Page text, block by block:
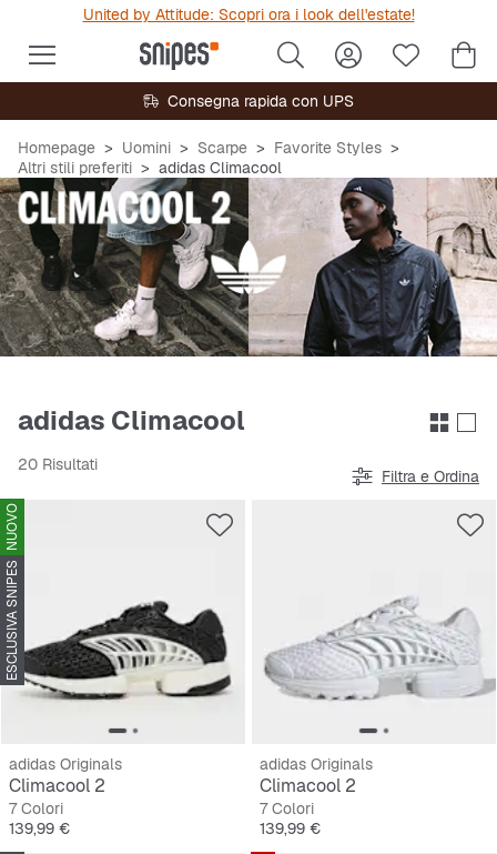
United by Attitude: Scopri ora i look dell'estate!
Consegna rapida con UPS
Homepage Uomini Scarpe
Favorite Styles
Altri stili preferiti
adidas Climacool
adidas Climacool
20 Risultati
Filtra e Ordina
NUOVO
ESCLUSIVA SNIPES
adidas Originals
Climacool 2
7 Colori
Prezzo
139,99 €
adidas Originals
Climacool 2
7 Colori
Prezzo
139,99 €